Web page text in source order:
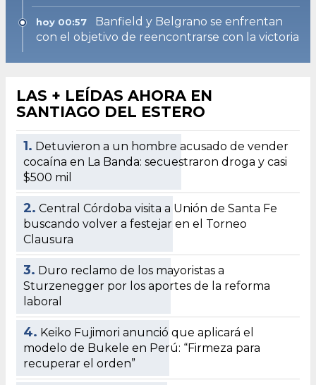
hoy 00:57
Banfield y Belgrano se enfrentan
con el objetivo de reencontrarse con la victoria
LAS + LEÍDAS AHORA EN
SANTIAGO DEL ESTERO
1. Detuvieron a un hombre acusado de vender
cocaína en La Banda: secuestraron droga y casi
$500 mil
2. Central Córdoba visita a Unión de Santa Fe
buscando volver a festejar en el Torneo
Clausura
3. Duro reclamo de los mayoristas a
Sturzenegger por los aportes de la reforma
laboral
4. Keiko Fujimori anunció que aplicará el
modelo de Bukele en Perú: “Firmeza para
recuperar el orden”